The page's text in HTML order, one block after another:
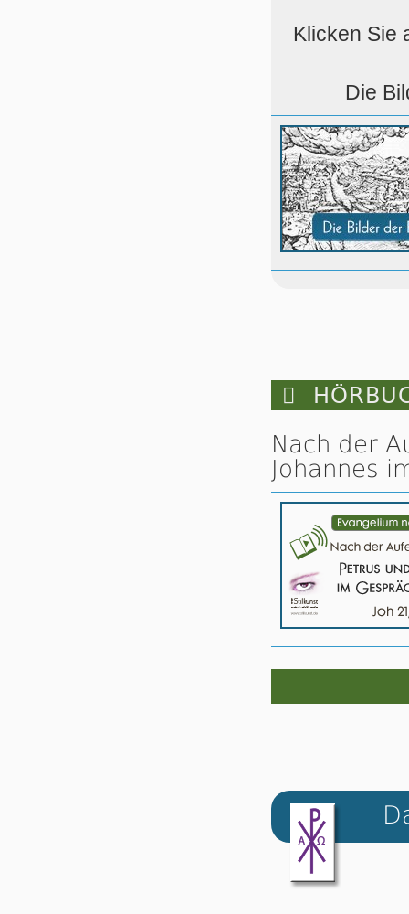
Klicken Sie
Die

Nach der
Johannes